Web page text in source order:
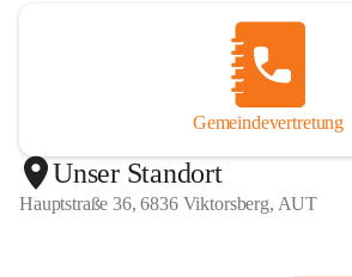
Gemeindevertretung
Unser Standort
Hauptstraße 36, 6836 Viktorsberg, AUT